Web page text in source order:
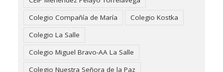
Colegio Compañía de María
Colegio Kostka
Colegio La Salle
Colegio Miguel Bravo-AA La Salle
Colegio Nuestra Señora de la Paz